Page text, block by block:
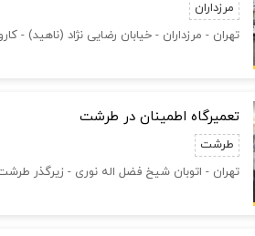
مرزداران
تهران - مرزداران - خیابان رضایی نژاد (ناهید) -
تعمیرگاه اطمینان در طرشت
طرشت
تهران - اتوبان شیخ فضل اله نوری - زیرگذر